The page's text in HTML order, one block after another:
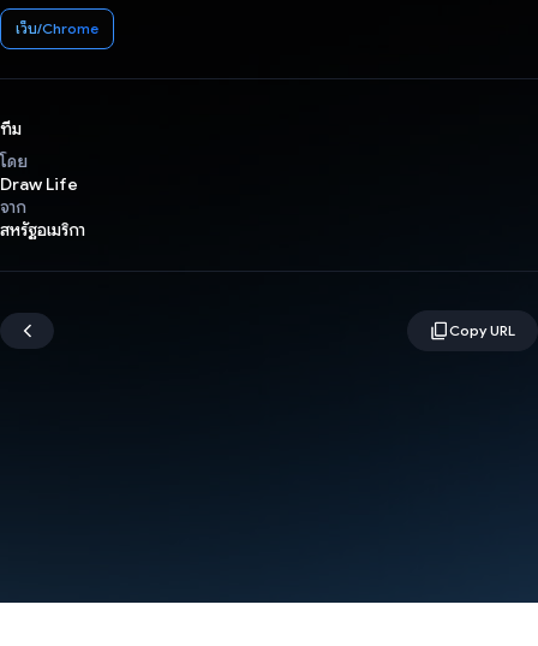
เว็บ/Chrome
ทีม
โดย
Draw Life
จาก
สหรัฐอเมริกา